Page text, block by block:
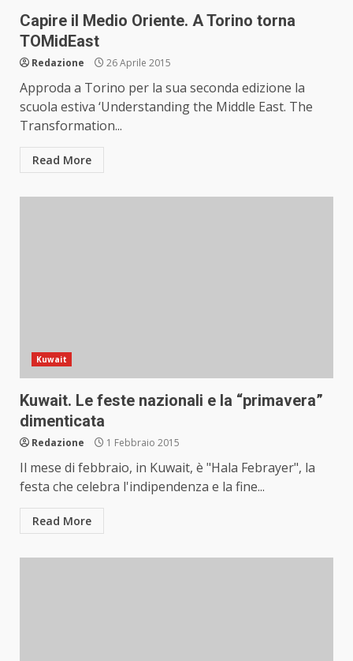
Capire il Medio Oriente. A Torino torna
TOMidEast
Redazione 26 Aprile 2015
Approda a Torino per la sua seconda edizione la
scuola estiva ‘Understanding the Middle East. The
Transformation...
Read More
Kuwait
Kuwait. Le feste nazionali e la “primavera”
dimenticata
Redazione 1 Febbraio 2015
Il mese di febbraio, in Kuwait, è "Hala Febrayer", la
festa che celebra l'indipendenza e la fine...
Read More